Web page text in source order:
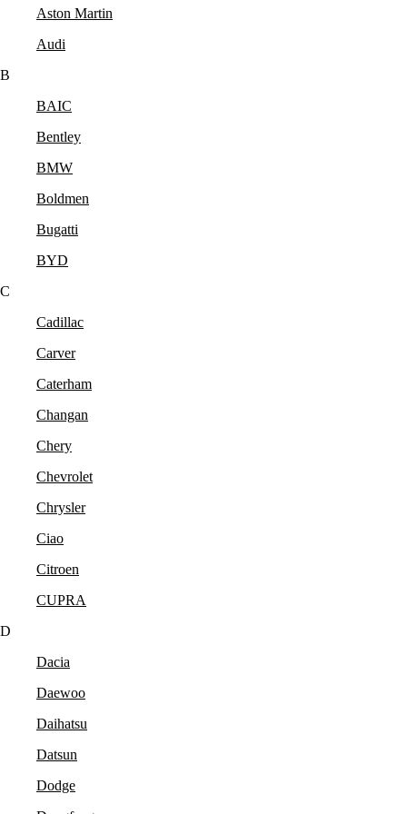
Aston Martin
Audi
B
BAIC
Bentley
BMW
Boldmen
Bugatti
BYD
C
Cadillac
Carver
Caterham
Changan
Chery
Chevrolet
Chrysler
Ciao
Citroen
CUPRA
D
Dacia
Daewoo
Daihatsu
Datsun
Dodge